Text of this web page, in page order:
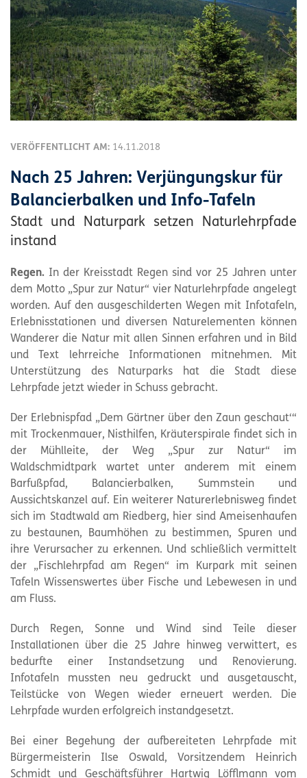
VERÖFFENTLICHT AM: 14.11.2018
Nach 25 Jahren: Verjüngungskur für
Balancierbalken und Info-Tafeln
Stadt und Naturpark setzen Naturlehrpfade
instand
Regen. In der Kreisstadt Regen sind vor 25 Jahren unter
dem Motto „Spur zur Natur“ vier Naturlehrpfade angelegt
worden. Auf den ausgeschilderten Wegen mit Infotafeln,
Erlebnisstationen und diversen Naturelementen können
Wanderer die Natur mit allen Sinnen erfahren und in Bild
und Text lehrreiche Informationen mitnehmen. Mit
Unterstützung des Naturparks hat die Stadt diese
Lehrpfade jetzt wieder in Schuss gebracht.
Der Erlebnispfad „Dem Gärtner über den Zaun geschaut‘“
mit Trockenmauer, Nisthilfen, Kräuterspirale findet sich in
der Mühlleite, der Weg „Spur zur Natur“ im
Waldschmidtpark wartet unter anderem mit einem
Barfußpfad, Balancierbalken, Summstein und
Aussichtskanzel auf. Ein weiterer Naturerlebnisweg findet
sich im Stadtwald am Riedberg, hier sind Ameisenhaufen
zu bestaunen, Baumhöhen zu bestimmen, Spuren und
ihre Verursacher zu erkennen. Und schließlich vermittelt
der „Fischlehrpfad am Regen“ im Kurpark mit seinen
Tafeln Wissenswertes über Fische und Lebewesen in und
am Fluss.
Durch Regen, Sonne und Wind sind Teile dieser
Installationen über die 25 Jahre hinweg verwittert, es
bedurfte einer Instandsetzung und Renovierung.
Infotafeln mussten neu gedruckt und ausgetauscht,
Teilstücke von Wegen wieder erneuert werden. Die
Lehrpfade wurden erfolgreich instandgesetzt.
Bei einer Begehung der aufbereiteten Lehrpfade mit
Bürgermeisterin Ilse Oswald, Vorsitzendem Heinrich
Schmidt und Geschäftsführer Hartwig Löfflmann vom